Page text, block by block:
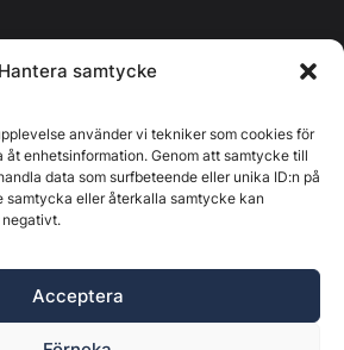
Hantera samtycke
använder vi tekniker som cookies för
åt enhetsinformation. Genom att samtycke till
data som surfbeteende eller unika ID:n på
samtycka eller återkalla samtycke kan
Acceptera
32 Ljusdal, org.nr: 556625-6425 -
Henrik Ekberg. Innehållet på denna
skyddat. Ange källa vid citering.